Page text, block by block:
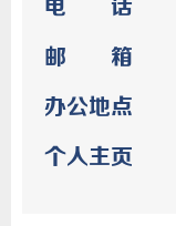
电 话
邮 箱
办公地点
个人主页